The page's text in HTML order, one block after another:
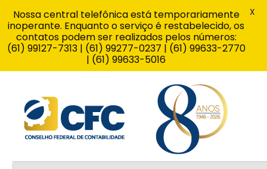
Nossa central telefônica está temporariamente
inoperante. Enquanto o serviço é restabelecido, os
contatos podem ser realizados pelos números:
(61) 99127-7313 | (61) 99277-0237 | (61) 99633-2770
| (61) 99633-5016
X